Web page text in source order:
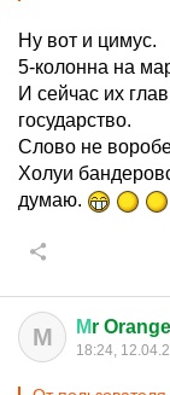
Ну вот и цимус.
5-колонна на
И сейчас их
государство.
Слово не
Холуи
думаю.
М Мr Orange
18:24,